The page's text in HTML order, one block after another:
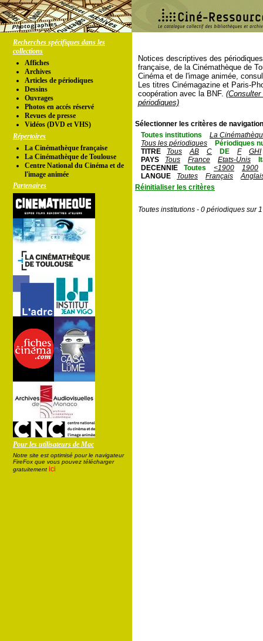
Recherches spécifiques dans les
collections
Affiches
Archives
Articles de périodiques
Dessins
Ouvrages
Photos en accés réservé
Revues de presse
Vidéos (DVD et VHS)
Répertoires
La Cinémathèque française
La Cinémathèque de Toulouse
Centre National du Cinéma et de
l'image animée
Partenaires
Pour les utilisateurs de Mac
Notre site est optimisé pour le navigateur
FireFox que vous pouvez télécharger
gratuitement ici
Notices descriptives des
française, de la Cinémathèque de
Cinéma et de l'image animée,
Les titres Cinémagazine et Paris-
coopération avec la BNF.
périodiques)
Sélectionner les critères de
Toutes institutions
La
Tous les périodiques
Périodiques
TITRE
Tous AB C DE F
GHI
PAYS
Tous France Etats-Unis
DECENNIE
Toutes <1900
1900
LANGUE
Toutes Français
Réinitialiser les critères
Toutes institutions - 0 périodiques sur